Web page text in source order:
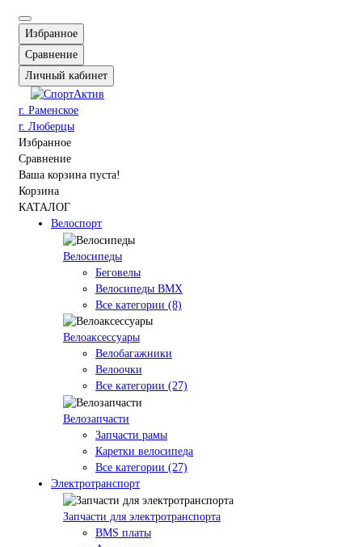
Избранное
Сравнение
Личный кабинет
г. Раменское
г. Люберцы
Избранное
Сравнение
Ваша корзина пуста!
Корзина
КАТАЛОГ
Велоспорт
Велосипеды
Беговелы
Велосипеды BMX
Все категории (8)
Велоаксессуары
Велобагажники
Велоочки
Все категории (27)
Велозапчасти
Запчасти рамы
Каретки велосипеда
Все категории (27)
Электротранспорт
Запчасти для электротранспорта
BMS платы